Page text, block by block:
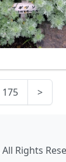
175 >
All Rights